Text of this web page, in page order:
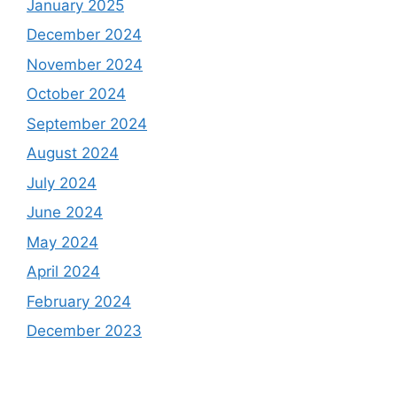
January 2025
December 2024
November 2024
October 2024
September 2024
August 2024
July 2024
June 2024
May 2024
April 2024
February 2024
December 2023